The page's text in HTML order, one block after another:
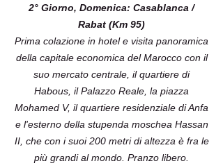
2° Giorno, Domenica: Casablanca /
Rabat (Km 95)
Prima colazione in hotel e visita panoramica
della capitale economica del Marocco con il
suo mercato centrale, il quartiere di
Habous, il Palazzo Reale, la piazza
Mohamed V, il quartiere residenziale di Anfa
e l'esterno della stupenda moschea Hassan
II, che con i suoi 200 metri di altezza è fra le
più grandi al mondo. Pranzo libero.